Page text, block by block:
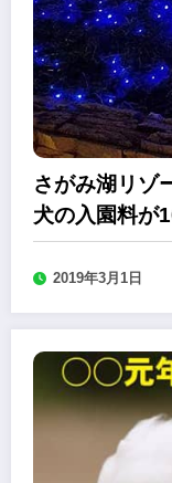
さがみ湖リゾ
犬の入園料が
タート
2019年3月1日